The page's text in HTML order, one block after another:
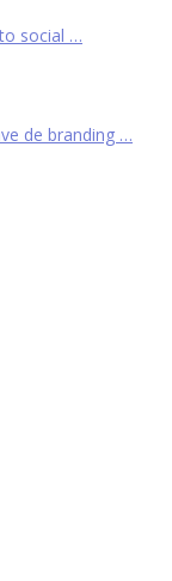
social …
de branding …